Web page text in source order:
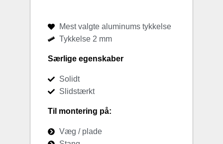
Mest valgte aluminums tykkelse
Tykkelse 2 mm
Særlige egenskaber
Solidt
Slidstærkt
Til montering på:
Væg / plade